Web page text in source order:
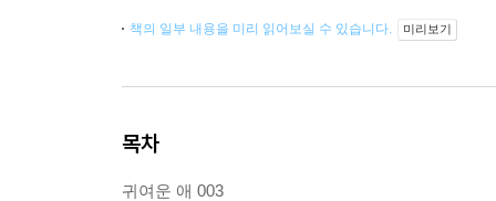
책의 일부 내용을 미리 읽어보실 수 있습니다. 미리보기
목차
귀여운 애 003